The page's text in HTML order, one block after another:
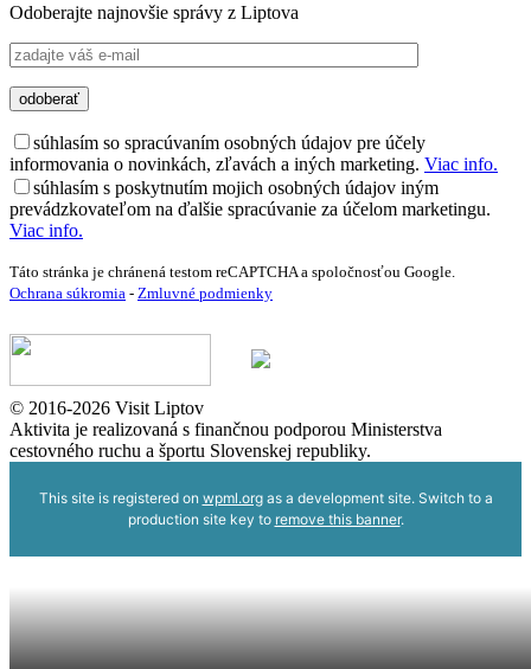
Odoberajte najnovšie správy z Liptova
súhlasím so spracúvaním osobných údajov pre účely
informovania o novinkách, zľavách a iných marketing. Viac info.
súhlasím s poskytnutím mojich osobných údajov iným
prevádzkovateľom na ďalšie spracúvanie za účelom marketingu.
Viac info.
Táto stránka je chránená testom reCAPTCHA a spoločnosťou Google.
Ochrana súkromia - Zmluvné podmienky
© 2016-2026 Visit Liptov
Aktivita je realizovaná s finančnou podporou Ministerstva
cestovného ruchu a športu Slovenskej republiky.
This site is registered on wpml.orgas a development site. Switch to a
production site key to remove this banner.